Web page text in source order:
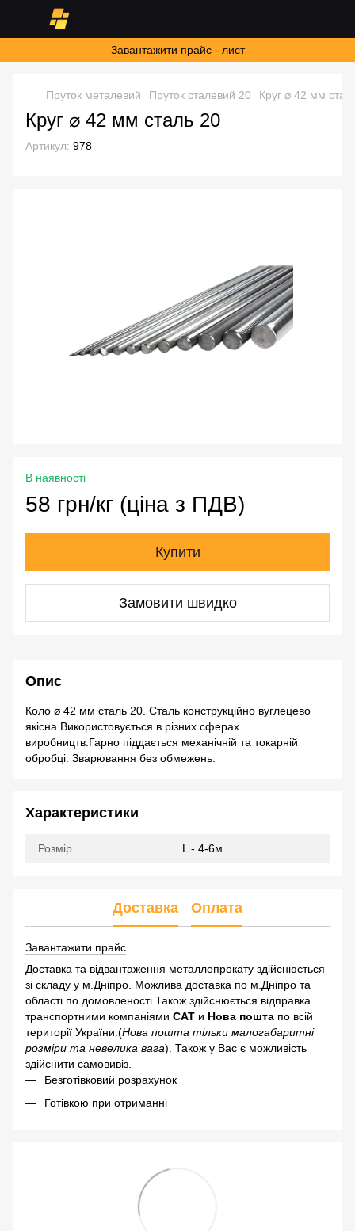
Завантажити прайс - лист
Пруток металевий Пруток сталевий 20 Круг ⌀ 42 мм
Круг ⌀ 42 мм сталь 20
Артикул: 978
В наявності
58 грн/кг (ціна з ПДВ)
Купити
Замовити швидко
Опис
Коло ⌀ 42 мм сталь 20. Сталь конструкційно вуглецево
якісна.Використовується в різних сферах
виробництв.Гарно піддається механічній та токарній
обробці. Зварювання без обмежень.
Характеристики
Розмір L - 4-6м
Доставка Оплата
Завантажити прайс
Доставка та відвантаження металлопрокату здійснюється
зі складу у м.Дніпро. Можлива доставка по м.Дніпро та
області по домовленості.Також здійснюється відправка
транспортними компаніями САТ и Нова пошта по всій
території України.(Нова пошта тільки малогабаритні
розміри та невелика вага). Також у Вас є можливість
здійснити самовивіз.
Безготівковий розрахунок
Готівкою при отриманні